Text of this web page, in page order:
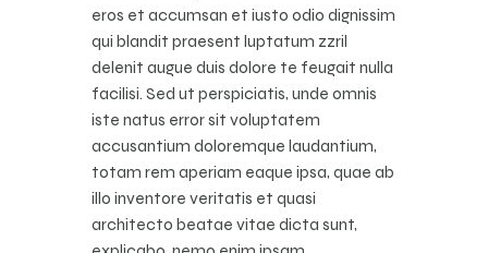
eros et accumsan et iusto odio dignissim
qui blandit praesent luptatum zzril
delenit augue duis dolore te feugait nulla
facilisi. Sed ut perspiciatis, unde omnis
iste natus error sit voluptatem
accusantium doloremque laudantium,
totam rem aperiam eaque ipsa, quae ab
illo inventore veritatis et quasi
architecto beatae vitae dicta sunt,